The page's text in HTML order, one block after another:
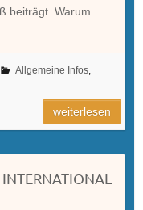
beiträgt. Warum
Allgemeine Infos,
weiterlesen